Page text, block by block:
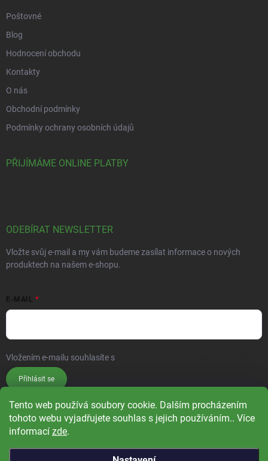
Tento web používá soubory cookie. Dalším procházením
tohoto webu vyjadřujete souhlas s jejich používáním.. Více
informací zde.
Poštovné
Blog
Hodnocení obchodu
Kontakty
O nás
Obchodní podmínky
Podmínky ochrany osobních údajů
PŘIJÍMÁME ONLINE PLATBY
ODEBÍRAT NEWSLETTER
Vložte svůj e-mail a my vám budeme zasílat informace o nových
produktech na našem e-shopu.
E-MAIL
Vložením e-mailu souhlasíte s
Přihlásit se